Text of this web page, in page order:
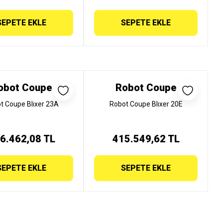
EKLE SEPETE EKLE
Coupe
Coupe Blıxer 23A
TL
EKLE
Robot Coupe
Robot Coupe Blıxer 20E
415.549,62 TL
SEPETE EKLE